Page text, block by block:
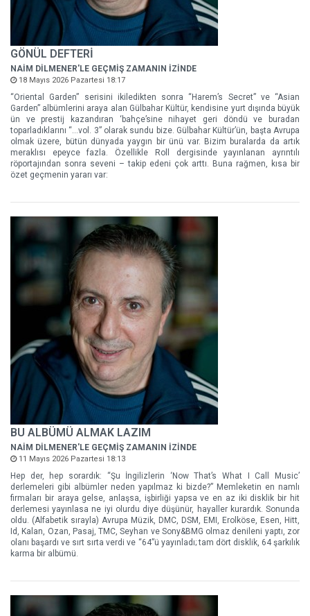
GÖNÜL DEFTERİ
NAİM DİLMENER'LE GEÇMİŞ ZAMANIN İZİNDE
18 Mayıs 2026 Pazartesi 18:17
“Oriental Garden” serisini ikiledikten sonra “Harem’s Secret” ve “Asian
Garden” albümlerini araya alan Gülbahar Kültür, kendisine yurt dışında büyük
ün ve prestij kazandıran ‘bahçe’sine nihayet geri döndü ve buradan
toparladıklarını “…vol. 3” olarak sundu bize. Gülbahar Kültür’ün, başta Avrupa
olmak üzere, bütün dünyada yaygın bir ünü var. Bizim buralarda da artık
meraklısı epeyce fazla. Özellikle Roll dergisinde yayınlanan ayrıntılı
röportajından sonra seveni – takip edeni çok arttı. Buna rağmen, kısa bir
özet geçmenin yararı var:
BU ALBÜMÜ ALMAK LAZIM
NAİM DİLMENER'LE GEÇMİŞ ZAMANIN İZİNDE
11 Mayıs 2026 Pazartesi 18:13
Hep der, hep sorardık: “Şu İngilizlerin ‘Now That’s What I Call Music’
derlemeleri gibi albümler neden yapılmaz ki bizde?” Memleketin en namlı
firmaları bir araya gelse, anlaşsa, işbirliği yapsa ve en az iki disklik bir hit
derlemesi yayınlasa ne iyi olurdu diye düşünür, hayaller kurardık. Sonunda
oldu. (Alfabetik sırayla) Avrupa Müzik, DMC, DSM, EMI, Erolköse, Esen, Hitt,
Id, Kalan, Ozan, Pasaj, TMC, Seyhan ve Sony&BMG olmaz denileni yaptı, zor
olanı başardı ve sırt sırta verdi ve “64”ü yayınladı; tam dört disklik, 64 şarkılık
karma bir albümü.